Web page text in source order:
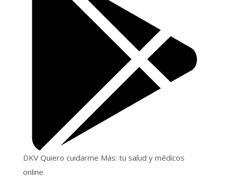
DKV Quiero cuidarme Más: tu salud y médicos
online